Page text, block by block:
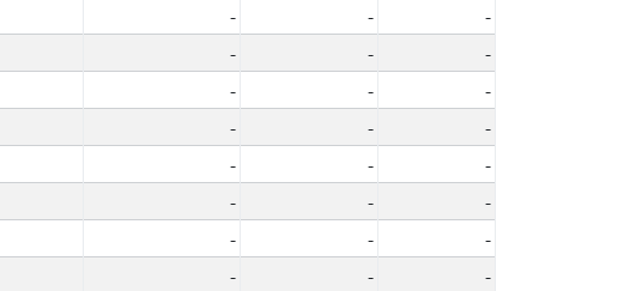
- -
-
- -
-
- -
-
- -
-
- -
-
- -
-
- -
-
- -
-